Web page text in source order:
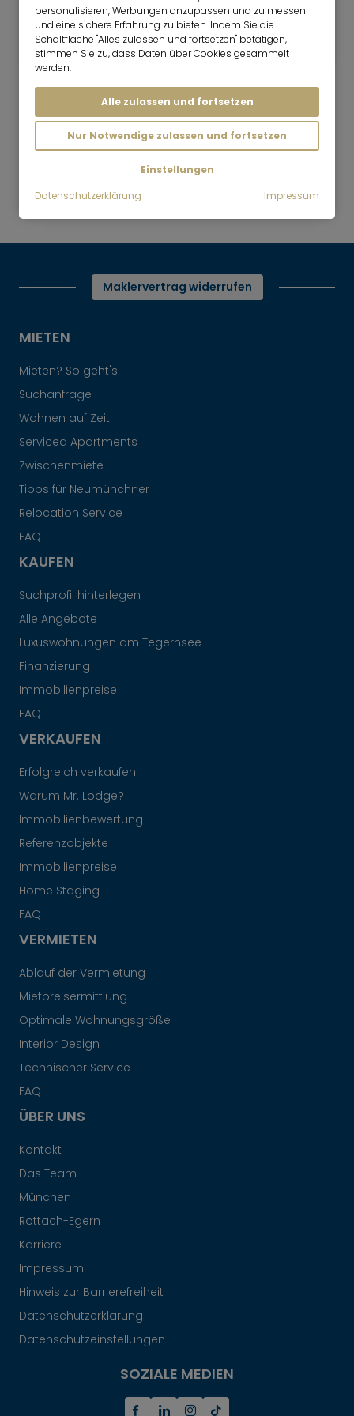
3 Zimmer
110 m²
München-Nymphenburg
€/Monat
Mr. Lodge | Suchen.Finden.Leben.
Moderne 3-Zimmer Wohnung in
nach oben
Maklervertrag widerrufen
MIETEN
Mieten? So geht's
Suchanfrage
Wohnen auf Zeit
Serviced Apartments
Zwischenmiete
Tipps für Neumünchner
Relocation Service
FAQ
KAUFEN
Suchprofil hinterlegen
Alle Angebote
Luxuswohnungen am Tegernsee
Finanzierung
Immobilienpreise
FAQ
VERKAUFEN
Erfolgreich verkaufen
Warum Mr. Lodge?
Immobilienbewertung
Referenzobjekte
Immobilienpreise
Home Staging
FAQ
VERMIETEN
Ablauf der Vermietung
Mietpreisermittlung
Optimale Wohnungsgröße
Interior Design
Technischer Service
FAQ
ÜBER UNS
Kontakt
Das Team
München
Rottach-Egern
Karriere
Impressum
Hinweis zur Barrierefreiheit
Datenschutzerklärung
Datenschutzeinstellungen
SOZIALE MEDIEN
personalisieren, Werbungen anzupassen und zu messen
und eine sichere Erfahrung zu bieten. Indem Sie die
Schaltfläche "Alles zulassen und fortsetzen" betätigen,
stimmen Sie zu, dass Daten über Cookies gesammelt
werden.
Alle zulassen und fortsetzen
Nur Notwendige zulassen und fortsetzen
Einstellungen
Datenschutzerklärung
Impressum